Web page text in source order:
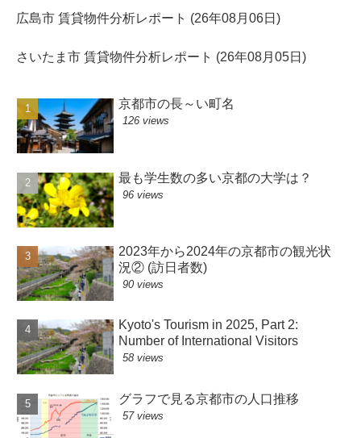
広島市 賃貸物件分析レポート (26年08月06日)
さいたま市 賃貸物件分析レポート (26年08月05日)
京都市の長～い町名
126 views
最も学生数の多い京都の大学は？
96 views
2023年から2024年の京都市の観光状
況② (訪日者数)
90 views
Kyoto's Tourism in 2025, Part 2:
Number of International Visitors
58 views
グラフで見る京都市の人口推移
57 views